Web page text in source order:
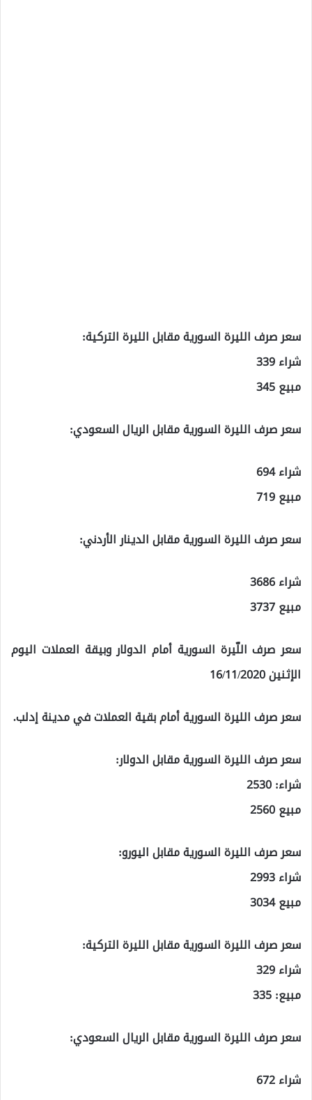
سعر صرف الليرة السورية مقابل الليرة التركية:
شراء 339
مبيع 345
سعر صرف الليرة السورية مقابل الريال السعودي:
شراء 694
مبيع 719
سعر صرف الليرة السورية مقابل الدينار الأردني:
شراء 3686
مبيع 3737
سعر صرف اللّيرة السورية أمام الدولار وبيقة العملات اليوم
الإثنين 16/11/2020
سعر صرف الليرة السورية أمام بقية العملات في مدينة إدلب.
سعر صرف الليرة السورية مقابل الدولار:
شراء: 2530
مبيع 2560
سعر صرف الليرة السورية مقابل اليورو:
شراء 2993
مبيع 3034
سعر صرف الليرة السورية مقابل الليرة التركية:
شراء 329
مبيع: 335
سعر صرف الليرة السورية مقابل الريال السعودي:
شراء 672